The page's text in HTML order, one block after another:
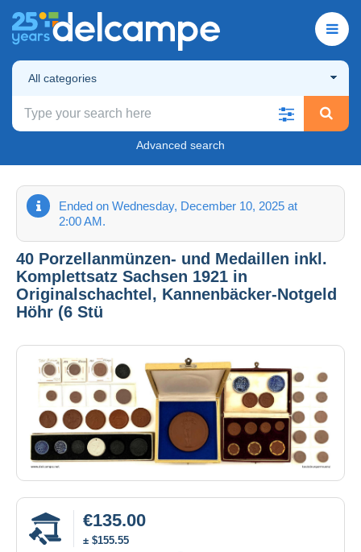
All categories
Advanced search
Ended on Wednesday, December 10, 2025 at
2:00 AM.
40 Porzellanmünzen- und Medaillen inkl.
Komplettsatz Sachsen 1921 in
Originalschachtel, Kannenbäcker-Notgeld
Höhr (6 Stü
€135.00
± $155.55